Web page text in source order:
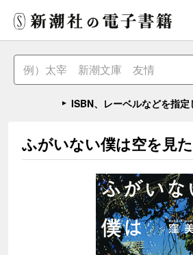
ISBN、レーベルなどを指定
ふがいない僕は空を見た